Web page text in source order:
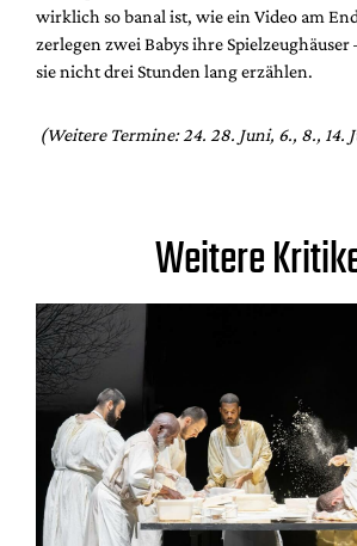
wirklich so banal ist, wie ein Video am
zerlegen zwei Babys ihre Spielzeughäuser
sie nicht drei Stunden lang erzählen.
(Weitere Termine: 24. 28. Juni, 6., 8., 14.
Weitere